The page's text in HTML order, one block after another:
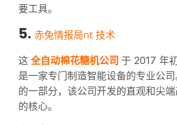
要工具。
5. 赤兔情报局nt 技术
这 全自动棉花糖机公司 于 2017 年
是一家专门制造智能设备的专业公
的一部分，该公司开发的直观和尖
的核心。